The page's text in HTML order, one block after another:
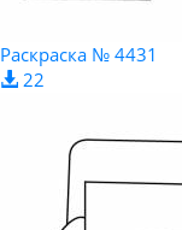
Раскраска № 4431
22